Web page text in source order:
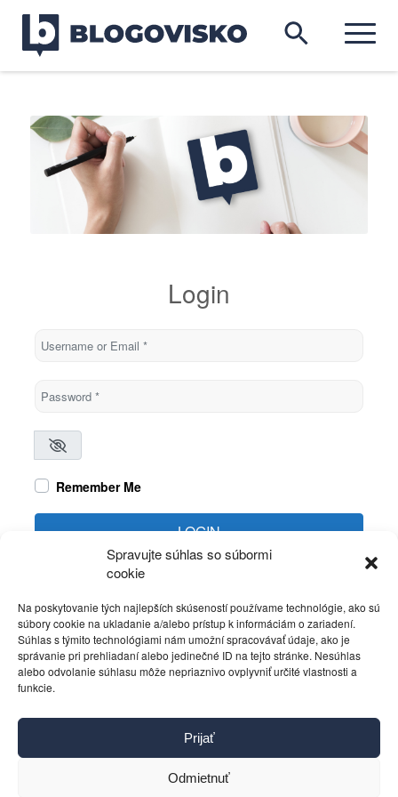
Spravujte súhlas so súbormi
cookie
Na poskytovanie tých najlepších skúseností používame technológie, ako sú
súbory cookie na ukladanie a/alebo prístup k informáciám o zariadení.
Súhlas s týmito technológiami nám umožní spracovávať údaje, ako je
správanie pri prehliadaní alebo jedinečné ID na tejto stránke. Nesúhlas
alebo odvolanie súhlasu môže nepriaznivo ovplyvniť určité vlastnosti a
funkcie.
Prijať
Odmietnuť
Login
Username or Email
Password*
Remember Me
LOGIN
Kontakt
Pravidlá používania